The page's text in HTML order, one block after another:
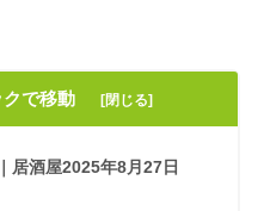
で移動
酒屋2025年8月27日